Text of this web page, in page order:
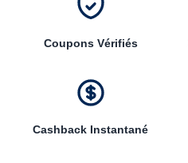
Coupons Vérifiés
Cashback Instantané